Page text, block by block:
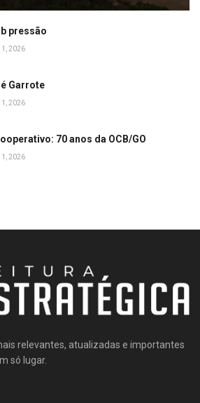
pressão
1, 2026
Garrote
1, 2026
70 anos da OCB/GO
1, 2026
relevantes, atualizadas e importantes
só lugar.